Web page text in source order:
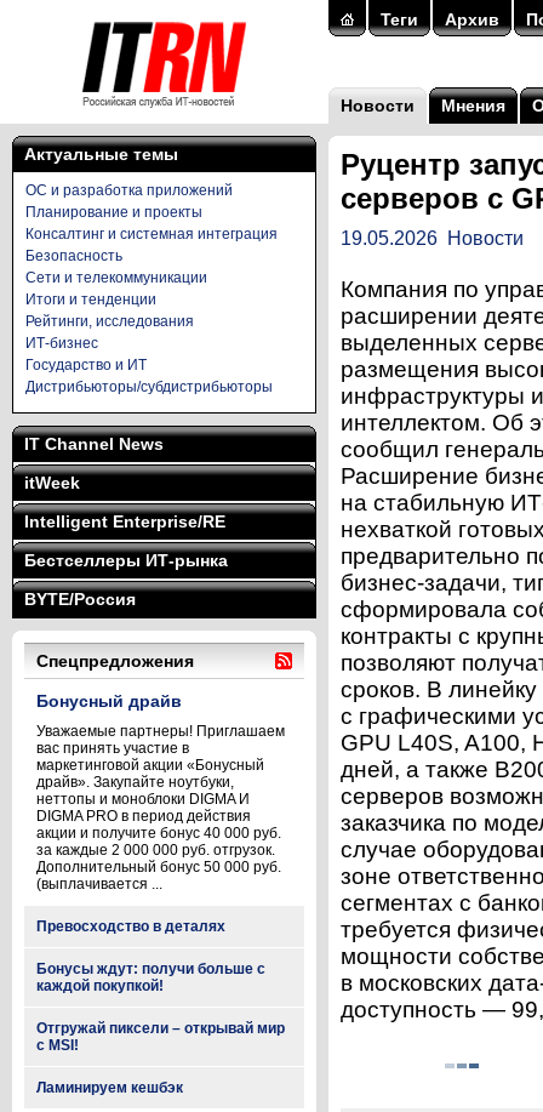
Теги Архив
Новости Мнения
Актуальные темы
ОС и разработка приложений
Планирование и проекты
Консалтинг и системная интеграция
Безопасность
Сети и телекоммуникации
Итоги и тенденции
Рейтинги, исследования
ИТ-бизнес
Государство и ИТ
Дистрибьюторы/субдистрибьюторы
IT Channel News
itWeek
Intelligent Enterprise/RE
Бестселлеры ИТ-рынка
BYTE/Россия
Спецпредложения
Бонусный драйв
Уважаемые партнеры! Приглашаем
вас принять участие в
маркетинговой акции «Бонусный
драйв». Закупайте ноутбуки,
неттопы и моноблоки DIGMA И
DIGMA PRO в период действия
акции и получите бонус 40 000 руб.
за каждые 2 000 000 руб. отгрузок.
Дополнительный бонус 50 000 руб.
(выплачивается ...
Превосходство в деталях
Бонусы ждут: получи больше с
каждой покупкой!
Отгружай пиксели – открывай мир
с MSI!
Ламинируем кешбэк
Руцентр
серверов с
19.05.2026 Новости
Компания по
расширении
выделенных
размещения
инфраструктуры
интеллектом. Об
сообщил
Расширение
на стабильную
нехваткой
предварительно
бизнес-задачи,
сформировала
контракты с
позволяют
сроков. В
с графическими
GPU L40S, A100,
дней, а также
серверов
заказчика по
случае
зоне
сегментах с
требуется
мощности
в московских
доступность —